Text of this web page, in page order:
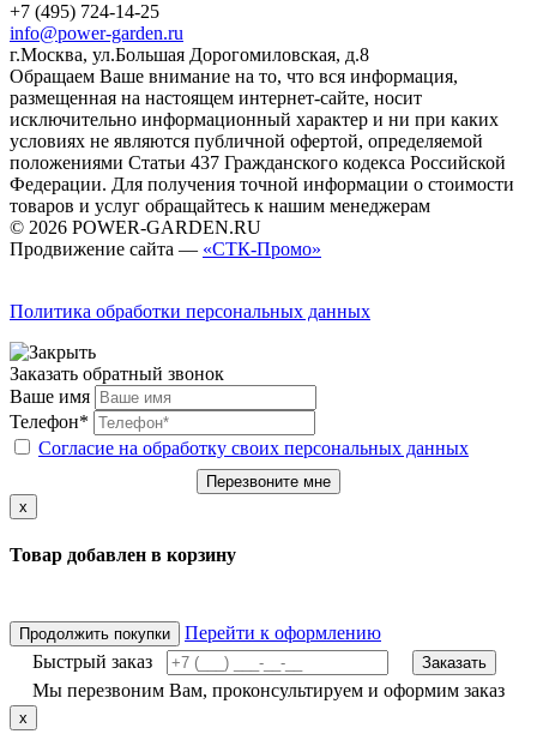
+7 (495) 724-14-25
info@power-garden.ru
г.Москва, ул.Большая Дорогомиловская, д.8
Обращаем Ваше внимание на то, что вся информация,
размещенная на настоящем интернет-сайте, носит
исключительно информационный характер и ни при каких
условиях не являются публичной офертой, определяемой
положениями Статьи 437 Гражданского кодекса Российской
Федерации. Для получения точной информации о стоимости
товаров и услуг обращайтесь к нашим менеджерам
© 2026 POWER-GARDEN.RU
Продвижение сайта — «СТК-Промо»
Политика обработки персональных данных
Заказать обратный звонок
Ваше имя
Телефон*
Согласие на обработку своих персональных данных
Перезвоните мне
x
Товар добавлен в корзину
Продолжить покупки
Перейти к оформлению
Быстрый заказ
Заказать
Мы перезвоним Вам, проконсультируем и оформим заказ
x